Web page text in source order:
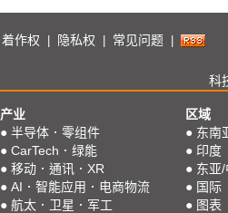
着作权 隐私权 常见问题
科
产业
● 半导体．零组件
● CarTech．绿能
● 移动．通讯．XR
● AI．智能应用．电商物流
● 航太．卫星．军工
区域
● 东南
● 印度
● 东亚/
● 国际
● 图表